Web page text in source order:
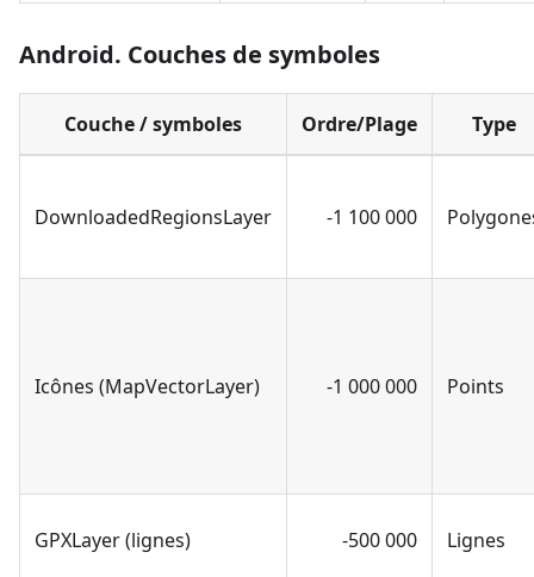
Android. Couches de symboles
Couche / symboles Ordre/Plage Type
DownloadedRegionsLayer -1 100 000
Icônes (MapVectorLayer) -1 000 000 Points
GPXLayer (lignes) -500 000 Lignes